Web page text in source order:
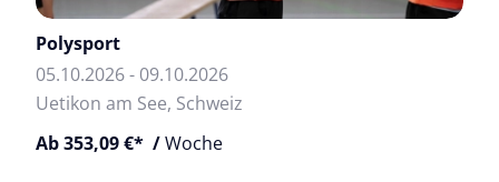
Polysport
05.10.2026 - 09.10.2026
Uetikon am See, Schweiz
Ab 353,09 €* /Woche